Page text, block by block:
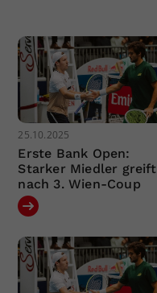
25.10.2025
Erste Bank Open:
Starker Miedler greift
nach 3. Wien-Coup